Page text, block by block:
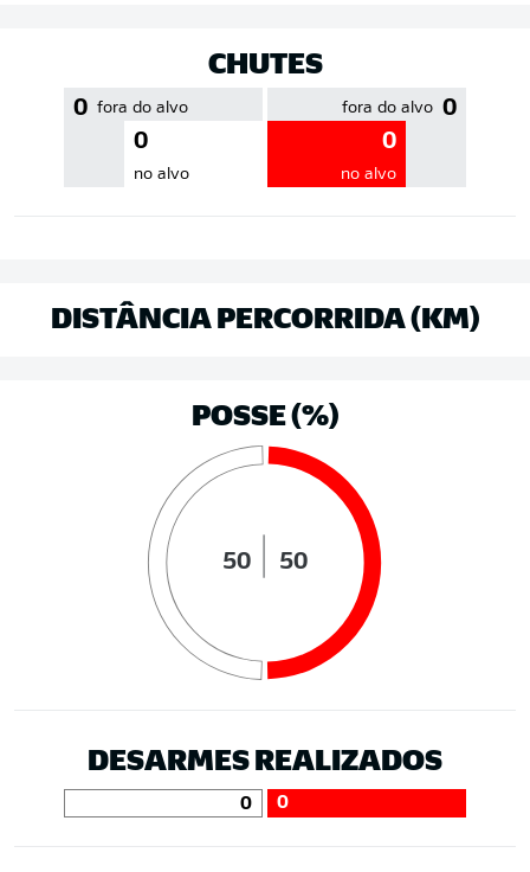
CHUTES
0 fora do alvo
0
no alvo
0
fora do alvo
0
no alvo
DISTÂNCIA PERCORRIDA (KM)
POSSE (%)
50 50
DESARMES REALIZADOS
0 0